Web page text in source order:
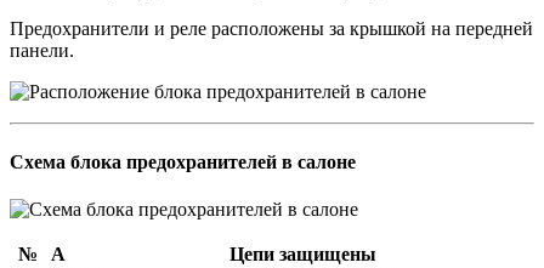
Предохранители и реле расположены за крышкой на передней
панели.
Схема блока предохранителей в салоне
№ А
Цепи защищены